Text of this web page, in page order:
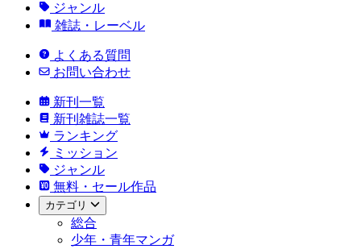
ジャンル
雑誌・レーベル
よくある質問
お問い合わせ
新刊一覧
新刊雑誌一覧
ランキング
ミッション
ジャンル
無料・セール作品
カテゴリ
総合
少年・青年マンガ